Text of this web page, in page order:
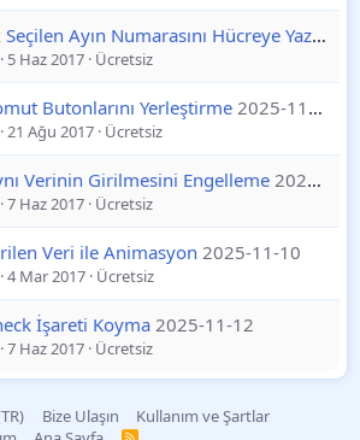
ComboBox Seçilen Ayın Numarasını Hücreye Yazdırma
5 Haz 2017 Ücretsiz
Butonlarını Yerleştirme 2025-11-19
21 Ağu 2017 Ücretsiz
Verinin Girilmesini Engelleme 2025-11-12
7 Haz 2017 Ücretsiz
Veri ile Animasyon 2025-11-10
4 Mar 2017 Ücretsiz
İşareti Koyma2025-11-12
7 Haz 2017 Ücretsiz
Bize Ulaşın
Kullanım ve Şartlar
R